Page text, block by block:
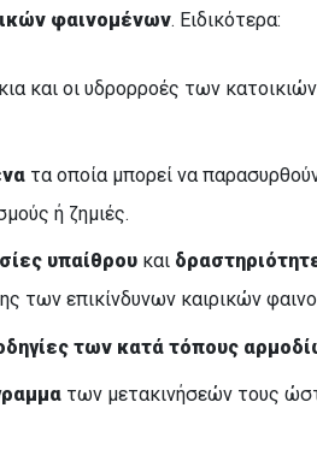
φαινομένων. Ειδικότερα:
και οι υδρορροές των
τα οποία μπορεί να
ή ζημιές.
υπαίθρουκαι
των επικίνδυνων καιρικών
των κατά τόπους
των μετακινήσεών τους